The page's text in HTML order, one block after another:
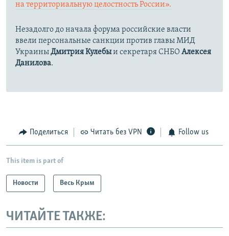
на территориальную целостность России».
Незадолго до начала форума российские власти
ввели персональные санкции против главы МИД
УкраиныДмитрия Кулебыи секретаря СНБО Алексея
Данилова.
Поделиться Читать без VPN Follow us
This item is part of
Новости Весь Крым
ЧИТАЙТЕ ТАКЖЕ: